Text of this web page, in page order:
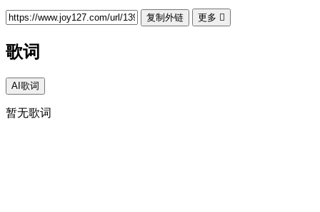
复制外链 更多 
歌词
AI歌词
暂无歌词